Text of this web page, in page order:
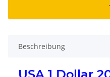
Beschreibung